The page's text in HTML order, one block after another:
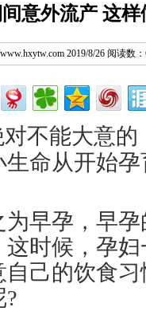
意外流产 这
2019/8/26 阅读数
不能大意的
命从开始
早孕，早孕
时候，孕
己的饮食
?